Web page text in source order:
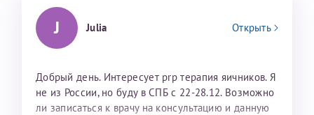
J Julia Открыть
Добрый день. Интересует prp терапия яичников. Я
не из России, но буду в СПБ с 22-28.12. Возможно
ли записаться к врачу на консультацию и данную